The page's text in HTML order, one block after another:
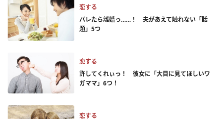
恋する
バレたら離婚っ……！ 夫があえて触れない「話
題」5つ
恋する
許してくれぃっ！ 彼女に「大目に見てほしいワ
ガママ」6つ！
恋する